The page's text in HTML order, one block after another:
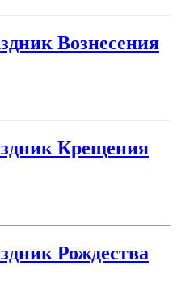
Вознесения
Крещения
Рождества